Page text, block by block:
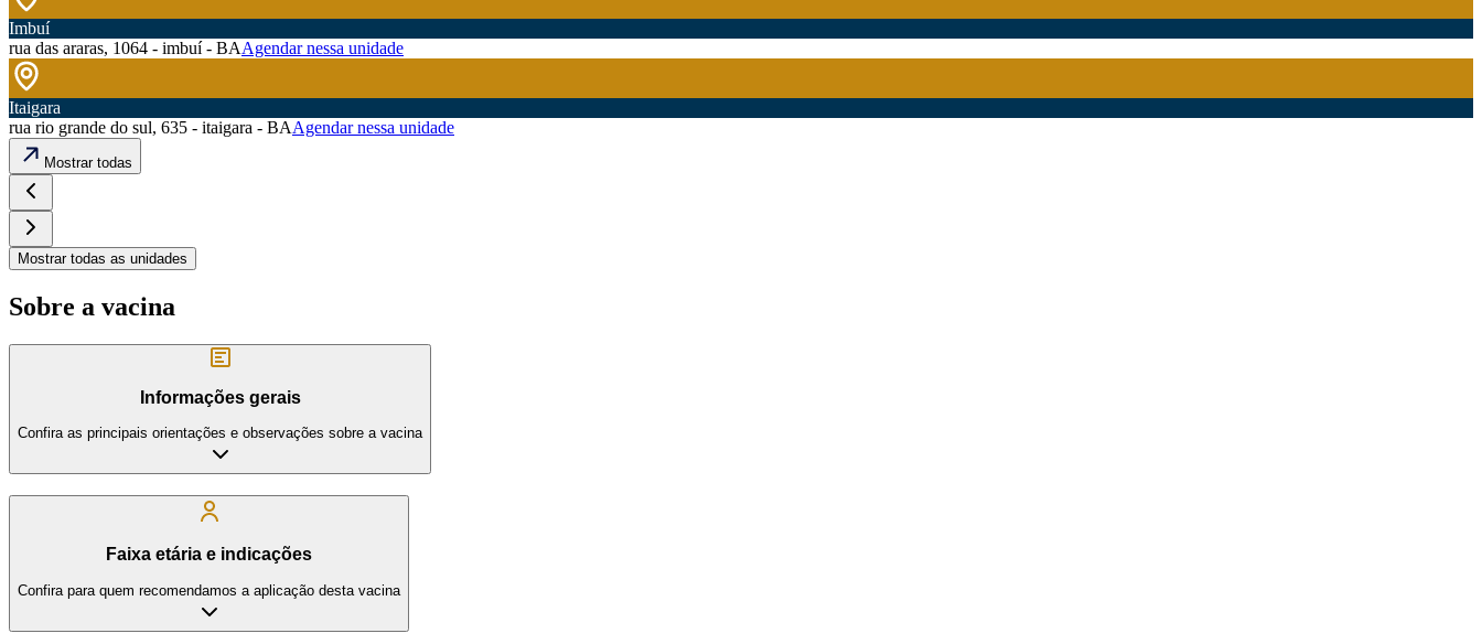
Imbuí
rua das araras, 1064 - imbuí - BAAgendar nessa unidade
Itaigara
rua rio grande do sul, 635 - itaigara - BAAgendar nessa unidade
Mostrar todas
Mostrar todas as unidades
Sobre a vacina
Informações gerais
Confira as principais orientações e observações sobre a vacina
Faixa etária e indicações
Confira para quem recomendamos a aplicação desta vacina